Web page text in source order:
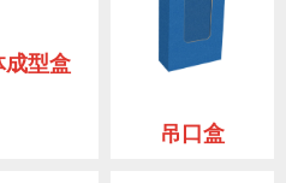
型盒
吊口盒